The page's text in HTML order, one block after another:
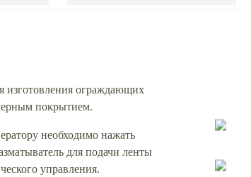
изготовления ограждающих
покрытием.
необходимо нажать
для подачи ленты
управления.